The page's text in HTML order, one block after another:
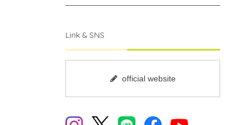
Link & SNS
official website